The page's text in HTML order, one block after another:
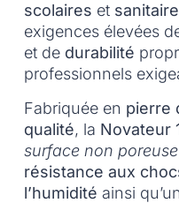
scolaires et
exigences élevées
et de durabilité
professionnels
Fabriquée en pierre
qualité, la Novateur
surface non poreuse
résistance aux
l’humidité ainsi qu’un